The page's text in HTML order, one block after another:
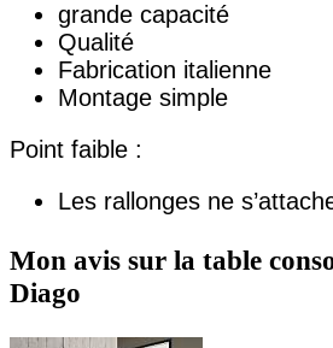
grande capacité
Qualité
Fabrication italienne
Montage simple
Point faible :
Les rallonges ne
Mon avis sur la table
Diago